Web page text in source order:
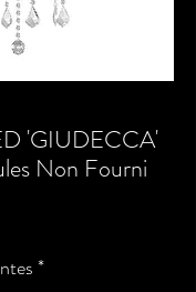
'GIUDECCA'
Non Fourni
*